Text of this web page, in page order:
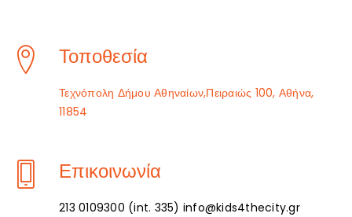
Τοποθεσία
Τεχνόπολη Δήμου Αθηναίων,Πειραιώς 100, Αθήνα,
11854
Επικοινωνία
213 0109300 (int. 335) info@kids4thecity.gr